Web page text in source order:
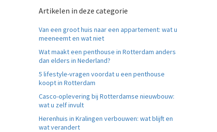
Artikelen in deze categorie
Van een groot huis naar een appartement: wat u
meeneemt en wat niet
Wat maakt een penthouse in Rotterdam anders
dan elders in Nederland?
5 lifestyle-vragen voordat u een penthouse
koopt in Rotterdam
Casco-oplevering bij Rotterdamse nieuwbouw:
wat u zelf invult
Herenhuis in Kralingen verbouwen: wat blijft en
wat verandert